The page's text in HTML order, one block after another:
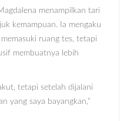
menampilkan tari
kemampuan. Ia mengaku
ruang tes, tetapi
membuatnya lebih
tetapi setelah dijalani
yang saya bayangkan,”